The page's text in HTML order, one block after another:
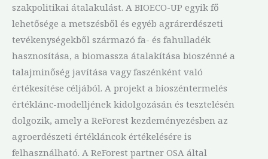
szakpolitikai átalakulást. A BIOECO-UP egyik fő
lehetősége a metszésből és egyéb agrárerdészeti
tevékenységekből származó fa- és fahulladék
hasznosítása, a biomassza átalakítása bioszénné a
talajminőség javítása vagy faszénként való
értékesítése céljából. A projekt a bioszéntermelés
értéklánc-modelljének kidolgozásán és tesztelésén
dolgozik, amely a ReForest kezdeményezésben az
agroerdészeti értékláncok értékelésére is
felhasználható. A ReForest partner OSA által